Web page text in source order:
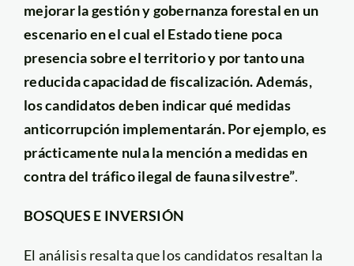
mejorar la gestión y gobernanza forestal en un
escenario en el cual el Estado tiene poca
presencia sobre el territorio y por tanto una
reducida capacidad de fiscalización. Además,
los candidatos deben indicar qué medidas
anticorrupción implementarán. Por ejemplo, es
prácticamente nula la mención a medidas en
contra del tráfico ilegal de fauna silvestre”.
BOSQUES E INVERSIÓN
El análisis resalta que los candidatos resaltan la